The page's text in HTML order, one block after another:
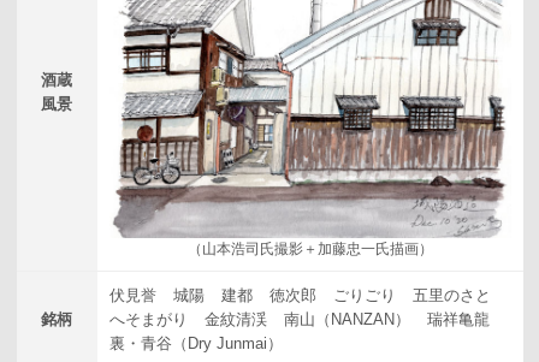
酒蔵
風景
（山本浩司氏撮影＋加藤忠一氏描画）
銘柄
伏見誉 城陽 建都 徳次郎 ごりごり
五里のさと
へそまがり
金紋清渓 南山（NANZAN）
瑞祥亀龍
裏・青谷（Dry Junmai）